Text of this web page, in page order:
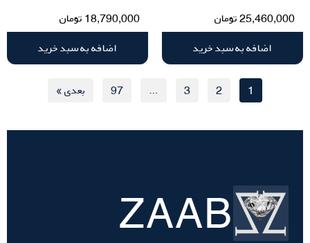
25,460,000تومان
اضافه به سبد خرید
18,790,000 تومان
اضافه به سبد خرید
1
2
3
…
97 بعدی »
تسویه
حساب
ZAAB